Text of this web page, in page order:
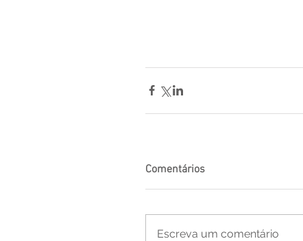
Comentários
Escreva um comentário